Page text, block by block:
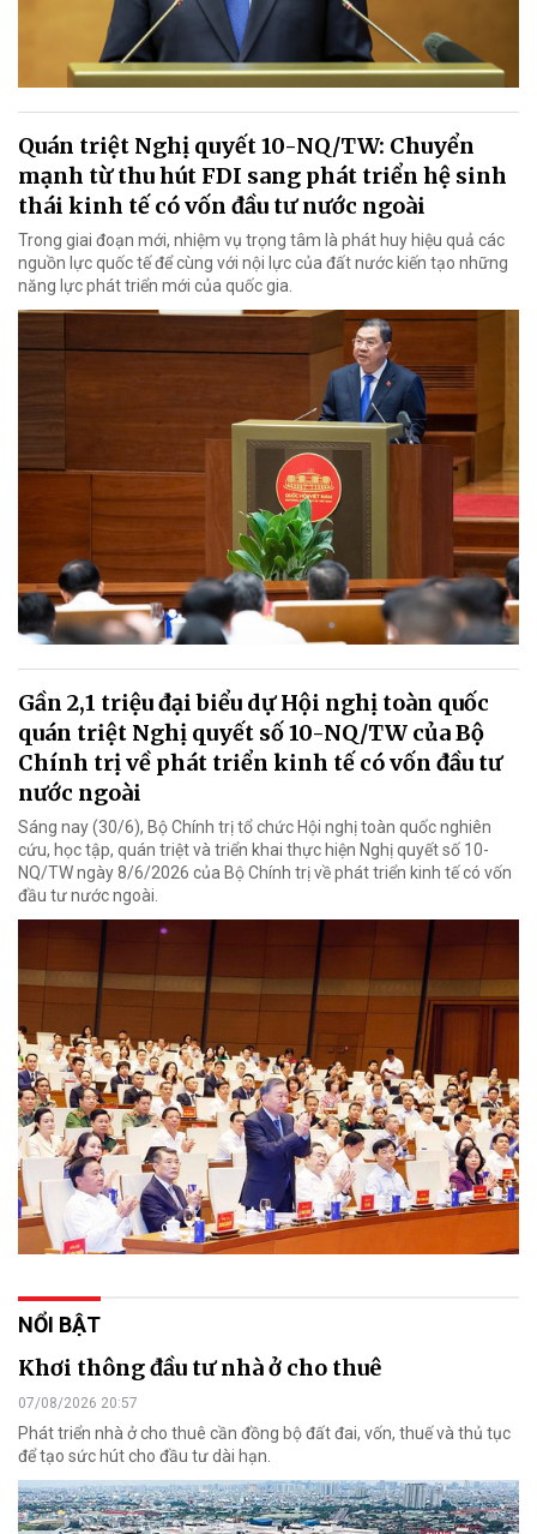
Quán triệt Nghị quyết 10-NQ/TW: Chuyển
mạnh từ thu hút FDI sang phát triển hệ sinh
thái kinh tế có vốn đầu tư nước ngoài
Trong giai đoạn mới, nhiệm vụ trọng tâm là phát huy hiệu quả các
nguồn lực quốc tế để cùng với nội lực của đất nước kiến tạo những
năng lực phát triển mới của quốc gia.
Gần 2,1 triệu đại biểu dự Hội nghị toàn quốc
quán triệt Nghị quyết số 10-NQ/TW của Bộ
Chính trị về phát triển kinh tế có vốn đầu tư
nước ngoài
Sáng nay (30/6), Bộ Chính trị tổ chức Hội nghị toàn quốc nghiên
cứu, học tập, quán triệt và triển khai thực hiện Nghị quyết số 10-
NQ/TW ngày 8/6/2026 của Bộ Chính trị về phát triển kinh tế có vốn
đầu tư nước ngoài.
NỔI BẬT
Khơi thông đầu tư nhà ở cho thuê
07/08/2026 20:57
Phát triển nhà ở cho thuê cần đồng bộ đất đai, vốn, thuế và thủ tục
để tạo sức hút cho đầu tư dài hạn.